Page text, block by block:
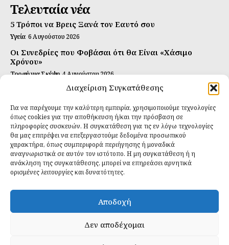
Διαχείριση Συγκατάθεσης
Για να παρέχουμε την καλύτερη εμπειρία, χρησιμοποιούμε τεχνολογίες
όπως cookies για την αποθήκευση ή/και την πρόσβαση σε
πληροφορίες συσκευών. Η συγκατάθεση για τις εν λόγω τεχνολογίες
θα μας επιτρέψει να επεξεργαστούμε δεδομένα προσωπικού
χαρακτήρα, όπως συμπεριφορά περιήγησης ή μοναδικά
αναγνωριστικά σε αυτόν τον ιστότοπο. Η μη συγκατάθεση ή η
ανάκληση της συγκατάθεσης, μπορεί να επηρεάσει αρνητικά
ορισμένες λειτουργίες και δυνατότητες.
Αποδοχή
Δεν αποδέχομαι
Τελευταία νέα
5 Τρόποι να Βρεις Ξανά τον Εαυτό σου
Υγεία 6 Αυγούστου 2026
Οι Συνεδρίες που Φοβάσαι ότι θα Είναι «Χάσιμο
Χρόνου»
Τροφή για Σκέψη 4 Αυγούστου 2026
Αυτή Είναι η Συνταγή για Τέλεια Κομπούτσα
Ιδανικές Τροφές 26 Ιουλίου 2026
Εγγραφείτε
ΕΓΓΡΑΦΉ
Έχω διαβάσει και δέχομαι τηνπολιτική απορρήτου